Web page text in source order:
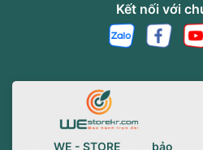
Kết nối với
_____WE - STORE_____ bảo